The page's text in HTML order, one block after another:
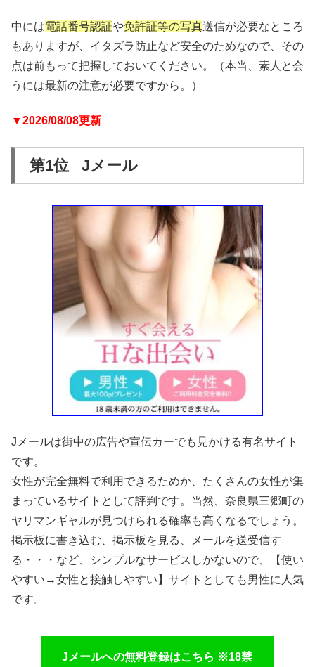
中には電話番号認証や免許証等の写真送信が必要なところ
もありますが、イタズラ防止など安全のためなので、その
点は前もって把握しておいてください。（本当、素人と会
うには最新の注意が必要ですから。）
▼2026/08/08更新
第1位 Jメール
Jメールは街中の広告や宣伝カーでも見かける有名サイト
です。
女性が完全無料で利用できるためか、たくさんの女性が集
まっているサイトとして評判です。当然、奈良県三郷町の
ヤリマンギャルが見つけられる確率も高くなるでしょう。
掲示板に書き込む、掲示板を見る、メールを送受信す
る・・・など、シンプルなサービスしかないので、【使い
やすい→女性と接触しやすい】サイトとしても男性に人気
です。
Jメールへの無料登録はこちら ※18禁